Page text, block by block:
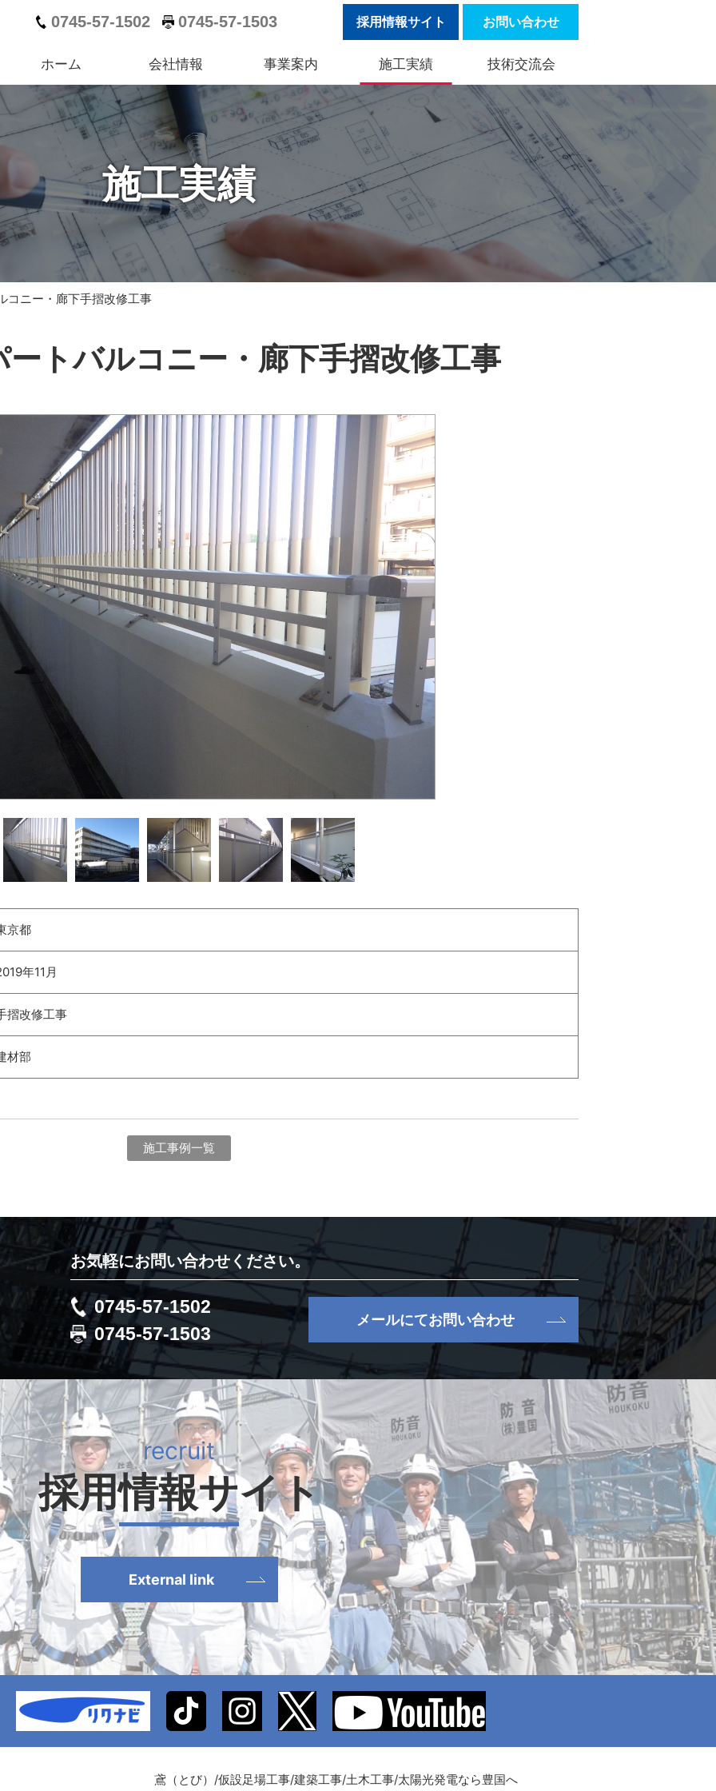
0745-57-1502 0745-57-1503 採用情報サイト お問い合わせ
ホーム 会社情報 事業案内 施工実績 技術交流会
施工実績
コニー・廊下手摺改修工事
ートバルコニー・廊下手摺改修工事
京都
年11月
摺改修工事
材部
施工事例一覧
お気軽にお問い合わせください。
0745-57-1502
0745-57-1503
メールにてお問い合わせ
採用情報サイト
External link
鳶（とび）/仮設足場工事/建築工事/土木工事/太陽光発電なら豊国へ